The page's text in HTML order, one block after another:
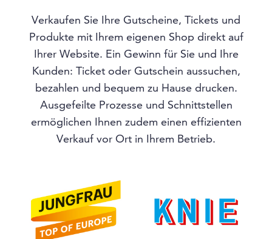
Verkaufen Sie Ihre Gutscheine, Tickets und
Produkte mit Ihrem eigenen Shop direkt auf
Ihrer Website. Ein Gewinn für Sie und Ihre
Kunden: Ticket oder Gutschein aussuchen,
bezahlen und bequem zu Hause drucken.
Ausgefeilte Prozesse und Schnittstellen
ermöglichen Ihnen zudem einen effizienten
Verkauf vor Ort in Ihrem Betrieb.